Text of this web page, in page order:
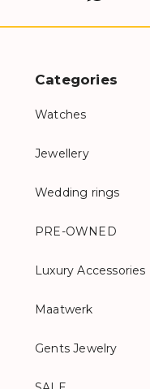
Categories
Watches
Jewellery
Wedding rings
PRE-OWNED
Luxury Accessories
Maatwerk
Gents Jewelry